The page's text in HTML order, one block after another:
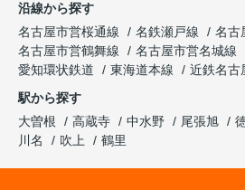
沿線から探す
名古屋市営桜通線
名鉄瀬戸線 名古
名古屋市営鶴舞線
名古屋市営名城線
愛知環状鉄道
東海道本線
近鉄名古
駅から探す
大曽根
高蔵寺 中水野 尾張旭
川名
吹上 鶴里